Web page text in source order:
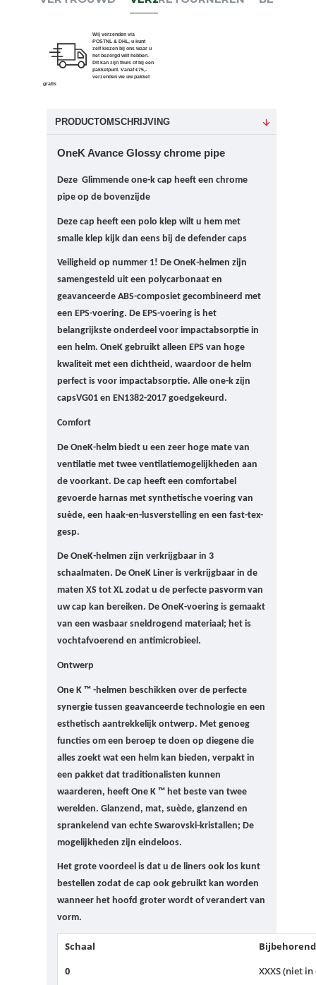
Wij verzenden via
POSTNL & DHL, u kunt
zelf kiezen bij ons waar u
het bezorgd wilt hebben.
Dit kan zijn thuis of bij een
pakketpunt. Vanaf €75,-
verzenden we uw pakket
gratis
PRODUCTOMSCHRIJVING
OneK Avance Glossy chrome pipe
Deze Glimmende one-k cap heeft een chrome
pipe op de bovenzijde
Deze cap heeft een polo klep wilt u hem met
smalle klep kijk dan eens bij de defender caps
Veiligheid op nummer 1! De OneK-helmen zijn
samengesteld uit een polycarbonaat en
geavanceerde ABS-composiet gecombineerd met
een EPS-voering. De EPS-voering is het
belangrijkste onderdeel voor impactabsorptie in
een helm. OneK gebruikt alleen EPS van hoge
kwaliteit met een dichtheid, waardoor de helm
perfect is voor impactabsorptie. Alle one-k zijn
capsVG01 en EN1382-2017 goedgekeurd.
Comfort
De OneK-helm biedt u een zeer hoge mate van
ventilatie met twee ventilatiemogelijkheden aan
de voorkant. De cap heeft een comfortabel
gevoerde harnas met synthetische voering van
suède, een haak-en-lusverstelling en een fast-tex-
gesp.
De OneK-helmen zijn verkrijgbaar in 3
schaalmaten. De OneK Liner is verkrijgbaar in de
maten XS tot XL zodat u de perfecte pasvorm van
uw cap kan bereiken. De OneK-voering is gemaakt
van een wasbaar sneldrogend materiaal; het is
vochtafvoerend en antimicrobieel.
Ontwerp
One K ™ -helmen beschikken over de perfecte
synergie tussen geavanceerde technologie en een
esthetisch aantrekkelijk ontwerp. Met genoeg
functies om een ​​beroep te doen op diegene die
alles zoekt wat een helm kan bieden, verpakt in
een pakket dat traditionalisten kunnen
waarderen, heeft One K ™ het beste van twee
werelden. Glanzend, mat, suède, glanzend en
sprankelend van echte Swarovski-kristallen; De
mogelijkheden zijn eindeloos.
Het grote voordeel is dat u de liners ook los kunt
bestellen zodat de cap ook gebruikt kan worden
wanneer het hoofd groter wordt of verandert van
vorm.
Schaal
0
XXXS (niet